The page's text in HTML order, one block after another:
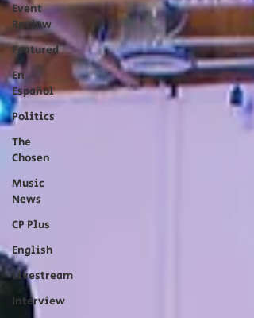
Event
Review
Featured
En
Español
Politics
The
Chosen
Music
News
CP Plus
English
Livestream
Interview